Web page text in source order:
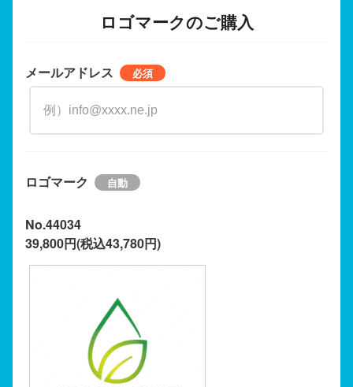
ロゴマークのご購入
メールアドレス
ロゴマーク
No.44034
39,800円(税込43,780円)